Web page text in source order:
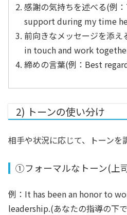
感謝の気持ちを述べる(例
support during my time
前向きなメッセージを添
in touch and work
締めの言葉(例：Best
2) トーンの使い分け
相手や状況に応じて、トーンを
①フォーマルなトーン(上
例： It has been an honor to
leadership.(あなたの指導の下